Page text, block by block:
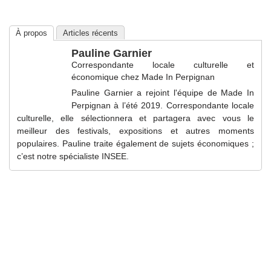
À propos Articles récents
Pauline Garnier
Correspondante locale culturelle et
économique chez Made In Perpignan
Pauline Garnier a rejoint l'équipe de Made In
Perpignan à l’été 2019. Correspondante locale
culturelle, elle sélectionnera et partagera avec vous le
meilleur des festivals, expositions et autres moments
populaires. Pauline traite également de sujets économiques ;
c’est notre spécialiste INSEE.